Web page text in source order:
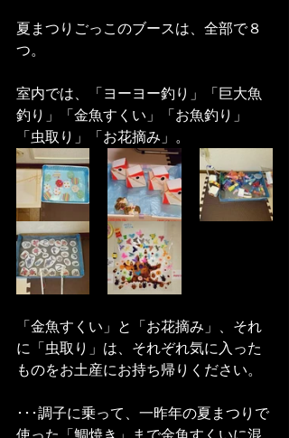
夏まつりごっこのブースは、全部で８
つ。
室内では、「ヨーヨー釣り」「巨大魚
釣り」「金魚すくい」「お魚釣り」
「虫取り」「お花摘み」。
「金魚すくい」と「お花摘み」、それ
に「虫取り」は、それぞれ気に入った
ものをお土産にお持ち帰りください。
･･･調子に乗って、一昨年の夏まつりで
使った「鯛焼き」まで金魚すくいに混